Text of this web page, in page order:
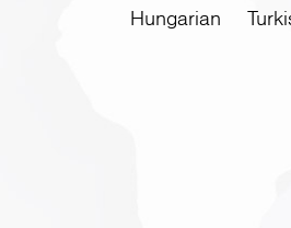
Hungarian